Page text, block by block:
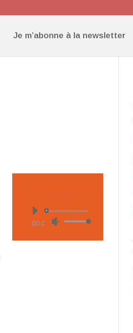
Je m’abonne à la newsletter
Lecteur
audio
00:00
Utilisez
les